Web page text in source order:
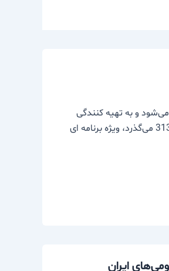
می‌شود و به تهیه کنندگی
استاد مهری قنبری کلید خورده است. به گزارش خبرنگار ما، این روزها از ضبط پیش تولید ویژه برنامه پلاک 313 می‌گذرد، ویژه برنامه ای
ایران